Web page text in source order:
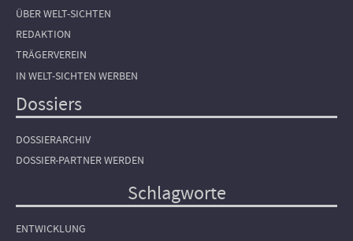
ÜBER WELT-SICHTEN
REDAKTION
TRÄGERVEREIN
IN WELT-SICHTEN WERBEN
Dossiers
DOSSIERARCHIV
DOSSIER-PARTNER WERDEN
Schlagworte
ENTWICKLUNG